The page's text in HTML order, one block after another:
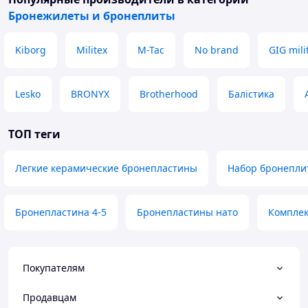
Бронежилеты и бронеплиты
Kiborg Militex M-Tac No brand GIG
Lesko BRONYX Brotherhood Балістика
ТОП теги
Легкие керамические бронепластины Набор
Бронепластина 4-5 Бронепластины нато
Покупателям
Продавцам